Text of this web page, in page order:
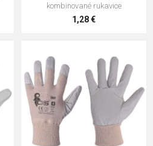
kombinované rukavice
1,28 €